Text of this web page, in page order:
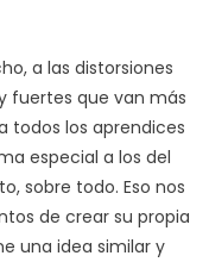
a las distorsiones
fuertes que van más
todos los aprendices
especial a los del
sobre todo. Eso nos
de crear su propia
una idea similar y